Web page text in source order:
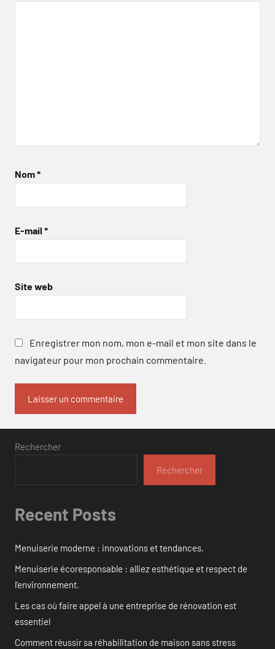
Nom*
E-mail *
Site web
Enregistrer mon nom, mon e-mail et mon site dans le
navigateur pour mon prochain commentaire.
Rechercher
Rechercher
Recent Posts
Menuiserie moderne : innovations et tendances.
Menuiserie écoresponsable : alliez esthétique et respect de
l’environnement.
Les cas où faire appel à une entreprise de rénovation est
essentiel
Comment réussir sa réhabilitation de maison sans stress